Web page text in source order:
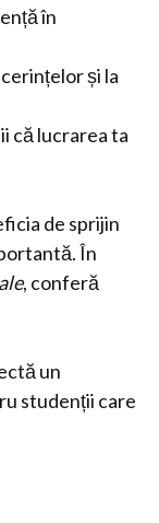
în
și la
că lucrarea ta
de sprijin
În
, conferă
un
studenții care